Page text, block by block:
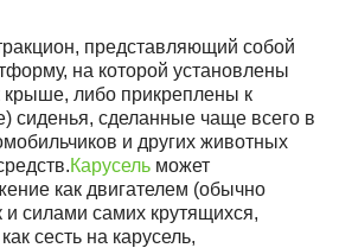
представляющий собой
на которой установлены
либо прикреплены к
сиденья, сделанные чаще всего в
и других животных
Карусель может
как двигателем (обычно
и силами самих крутящихся,
сесть на карусель,